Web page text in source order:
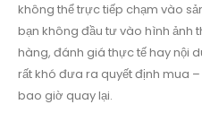
không thể trực tiếp chạm vào
bạn không đầu tư vào hình ảnh
hàng, đánh giá thực tế hay nội
rất khó đưa ra quyết định mua
bao giờ quay lại.